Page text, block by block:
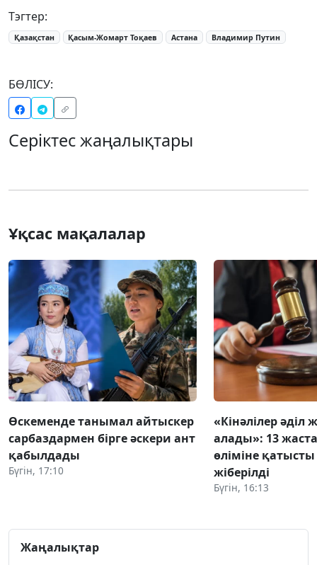
Тэгтер:
Қазақстан Қасым-Жомарт Тоқаев Астана Владимир Путин
БӨЛІСУ:
Серіктес жаңалықтары
Ұқсас мақалалар
Өскеменде танымал айтыскер
сарбаздармен бірге әскери ант
қабылдады
Бүгін, 17:10
«Кінәлілер әділ
алады»: 13
өліміне қатысты
жіберілді
Бүгін, 16:13
Жаңалықтар